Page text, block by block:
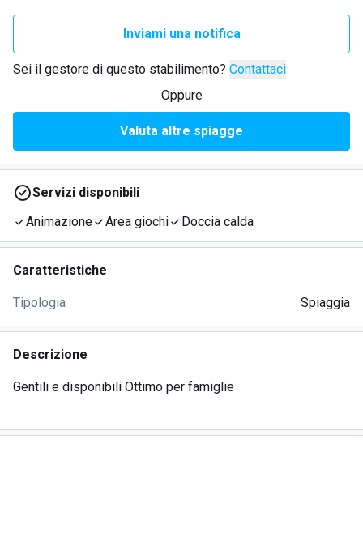
Inviami una notifica
Sei il gestore di questo stabilimento? Contattaci
Oppure
Valuta altre spiagge
Servizi disponibili
Animazione
Area giochi Doccia calda
Caratteristiche
Tipologia Spiaggia
Descrizione
Gentili e disponibili Ottimo per famiglie